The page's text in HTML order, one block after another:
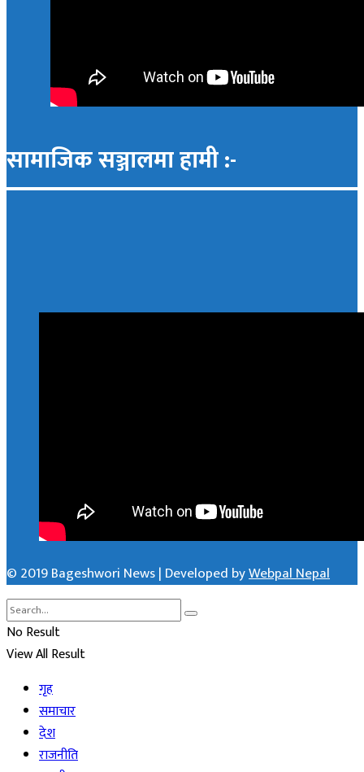
सामाजिक सञ्जालमा हामी :-
© 2019 Bageshwori News | Developed byWebpal Nepal
No Result
View All Result
गृह
समाचार
देश
राजनीति